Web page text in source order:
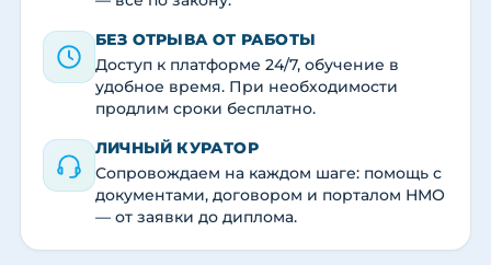
БЕЗ ОТРЫВА ОТ РАБОТЫ
Доступ к платформе 24/7, обучение в
удобное время. При необходимости
продлим сроки бесплатно.
ЛИЧНЫЙ КУРАТОР
Сопровождаем на каждом шаге: помощь с
документами, договором и порталом НМО
— от заявки до диплома.